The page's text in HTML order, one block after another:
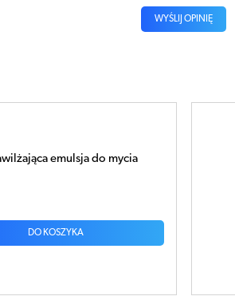
WYŚLIJ OPINIĘ
balsam
SPF50 75ml
DO KOSZYKA